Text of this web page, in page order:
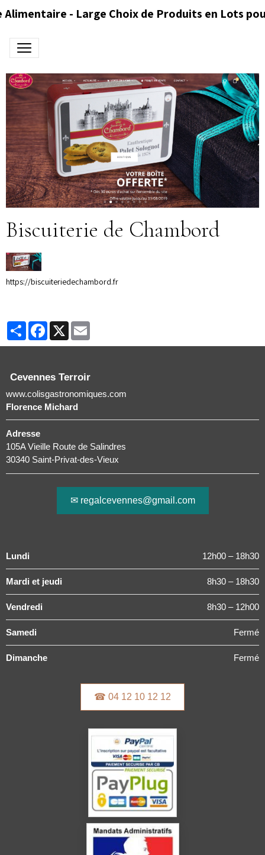
Alimentaire - Large Choix de Produits en Lots
Biscuiterie de Chambord
https://biscuiteriedechambord.fr
PartagerFacebook
X
Cevennes Terroir
www.colisgastronomiques.com
Florence Michard
Adresse
105A Vieille Route de Salindres
30340 Saint-Privat-des-Vieux
✉ regalcevennes@gmail.com
Lundi 12h00 – 18h30
Mardi et jeudi 8h30 – 18h30
Vendredi 8h30 – 12h00
Samedi Fermé
Dimanche Fermé
☎ 04 12 10 12 12